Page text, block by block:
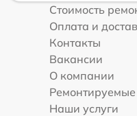
Стоимость
Оплата и
Контакты
Вакансии
О компании
Наши услуги